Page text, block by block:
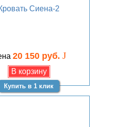
Сиена-2
20 150 руб. J
Купить в 1 клик